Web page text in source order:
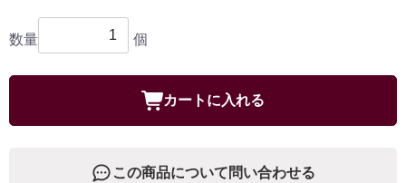
数量 個
カートに入れる
この商品について問い合わせる